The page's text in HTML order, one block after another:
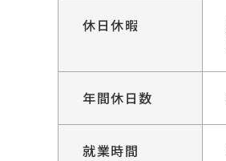
休日休暇
年間休日数
就業時間